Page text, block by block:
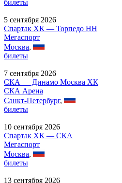
билеты
5 сентября 2026
Спартак ХК — Торпедо НН
Мегаспорт
Москва,
билеты
7 сентября 2026
СКА — Динамо Москва ХК
СКА Арена
Санкт-Петербург,
билеты
10 сентября 2026
Спартак ХК — СКА
Мегаспорт
Москва,
билеты
13 сентября 2026